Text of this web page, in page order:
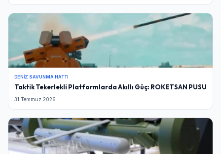
DENIZ SAVUNMA HATTI
Taktik Tekerlekli Platformlarda Akıllı Güç: ROKETSAN PUSU
31 Temmuz 2026